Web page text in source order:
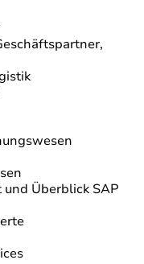
Überblick SAP